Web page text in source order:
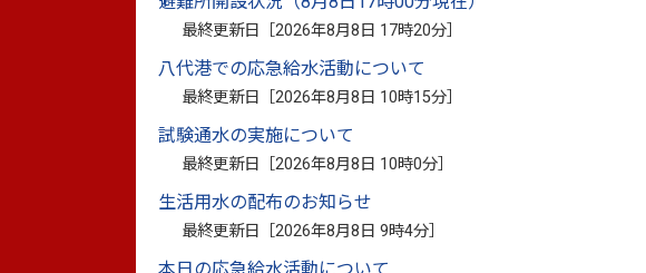
最終更新日［2026年8月8日 17時20分
八代港での応急給水活動について
最終更新日［2026年8月8日 10時15分
試験通水の実施について
最終更新日［2026年8月8日 10時0分
生活用水の配布のお知らせ
最終更新日［2026年8月8日 9時4分
移住・定住
博物館
市議会TOP
市議会 カレンダーから探す
防災サイトTOP
防災サイト カレンダーから探す